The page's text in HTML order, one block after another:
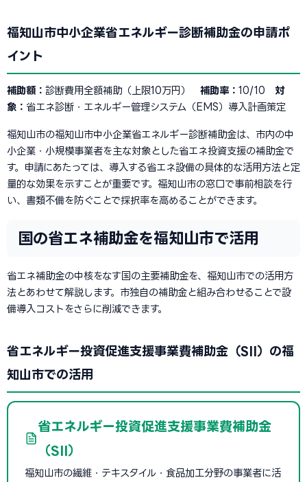
福知山市中小企業省エネルギー診断補助金の申請ポ
イント
補助額： 診断費用全額補助（上限10万円） 補助率： 10/10 対
象： 省エネ診断・エネルギー管理システム（EMS）導入計画策定
福知山市の福知山市中小企業省エネルギー診断補助金は、市内の中
小企業・小規模事業者を主な対象とした省エネ投資支援の補助金で
す。申請にあたっては、導入する省エネ設備の具体的な活用方法と定
量的な効果を示すことが重要です。福知山市の窓口で事前相談を行
い、書類不備を防ぐことで採択率を高めることができます。
国の省エネ補助金を福知山市で活用
省エネ補助金の中核をなす国の主要補助金を、福知山市での活用方
法とあわせて解説します。市独自の補助金と組み合わせることで設
備導入コストをさらに削減できます。
省エネルギー投資促進支援事業費補助金（SII）の福
知山市での活用
省エネルギー投資促進支援事業費補助金
（SII）
福知山市の繊維・テキスタイル・食品加工分野の事業者に活